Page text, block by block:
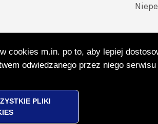
cookies m.in. po to, aby lepiej
odwiedzanego przez niego
PLIKI
Sportowa Sp. z o.o. |